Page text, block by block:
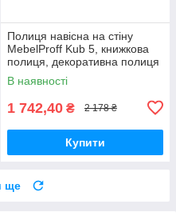
Полиця навісна на стіну
MebelProff Kub 5, книжкова
полиця, декоративна полиця
в кімнату, будинок.
В наявності
1 742,40 ₴ 2 178 ₴
Купити
ще